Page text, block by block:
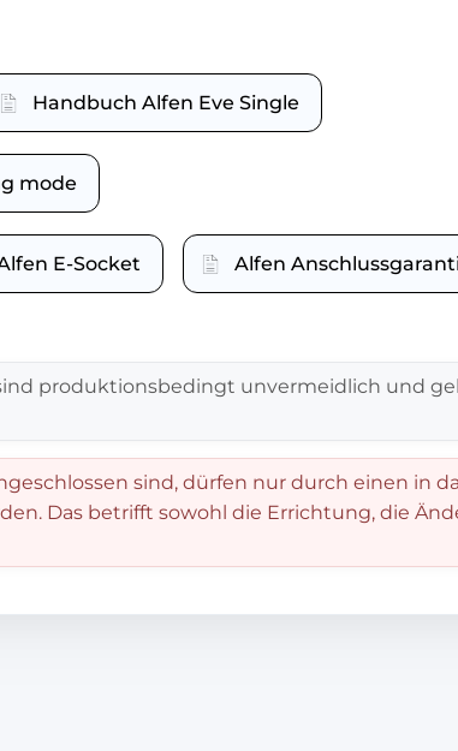
Handbuch Alfen Eve Single
mode
E-Socket Alfen
produktionsbedingt unvermeidlich und
sind, dürfen nur durch einen in
Das betrifft sowohl die Errichtung, die